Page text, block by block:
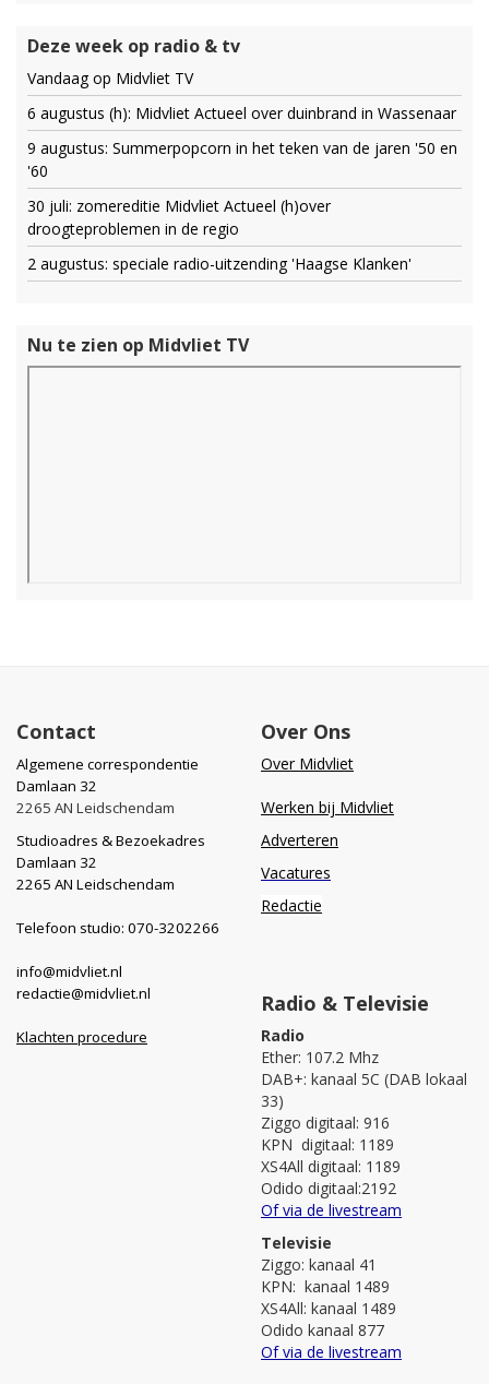
Deze week op radio & tv
Vandaag op Midvliet TV
6 augustus (h): Midvliet Actueel over duinbrand in Wassenaar
9 augustus: Summerpopcorn in het teken van de jaren '50 en
'60
30 juli: zomereditie Midvliet Actueel (h)over
droogteproblemen in de regio
2 augustus: speciale radio-uitzending 'Haagse Klanken'
Nu te zien op Midvliet TV
Contact
Algemene correspondentie
Damlaan 32
2265 AN Leidschendam
Studioadres & Bezoekadres
Damlaan 32
2265 AN Leidschendam
Telefoon studio: 070-3202266
info@midvliet.nl
redactie@midvliet.nl
Klachten procedure
Over Ons
Over Midvliet
Werken bij Midvliet
Adverteren
Vacatures
Redactie
Radio & Televisie
Radio
Ether: 107.2 Mhz
DAB+: kanaal 5C (DAB lokaal
33)
Ziggo digitaal: 916
KPN digitaal: 1189
XS4All digitaal: 1189
Odido digitaal:2192
Of via de livestream
Televisie
Ziggo: kanaal 41
KPN: kanaal 1489
XS4All: kanaal 1489
Odido kanaal 877
Of via de livestream